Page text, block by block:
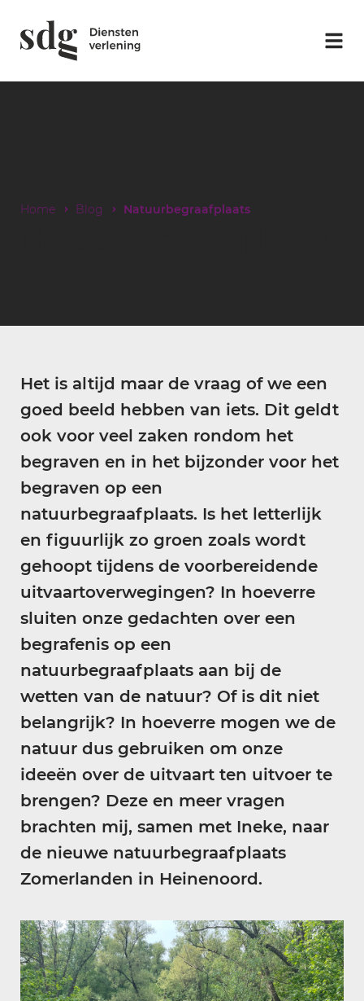
Home Blog Natuurbegraafplaats
Het is altijd maar de vraag of we een
goed beeld hebben van iets. Dit geldt
ook voor veel zaken rondom het
begraven en in het bijzonder voor het
begraven op een
natuurbegraafplaats. Is het letterlijk
en figuurlijk zo groen zoals wordt
gehoopt tijdens de voorbereidende
uitvaartoverwegingen? In hoeverre
sluiten onze gedachten over een
begrafenis op een
natuurbegraafplaats aan bij de
wetten van de natuur? Of is dit niet
belangrijk? In hoeverre mogen we de
natuur dus gebruiken om onze
ideeën over de uitvaart ten uitvoer te
brengen? Deze en meer vragen
brachten mij, samen met Ineke, naar
de nieuwe natuurbegraafplaats
Zomerlanden in Heinenoord.